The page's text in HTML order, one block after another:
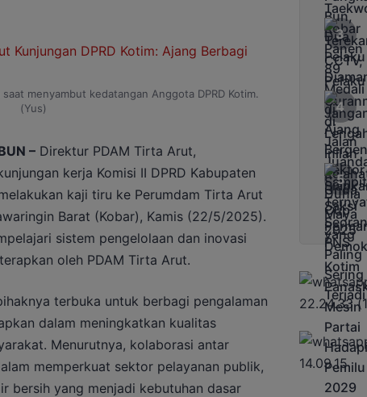
menyambut kedatangan Anggota DPRD Kotim.
(Yus)
–Direktur PDAM Tirta Arut,
kerja Komisi II DPRD Kabupaten
kaji tiru ke Perumdam Tirta Arut
Barat (Kobar), Kamis (22/5/2025).
sistem pengelolaan dan inovasi
oleh PDAM Tirta Arut.
terbuka untuk berbagi pengalaman
dalam meningkatkan kualitas
Menurutnya, kolaborasi antar
memperkuat sektor pelayanan publik,
bersih yang menjadi kebutuhan dasar